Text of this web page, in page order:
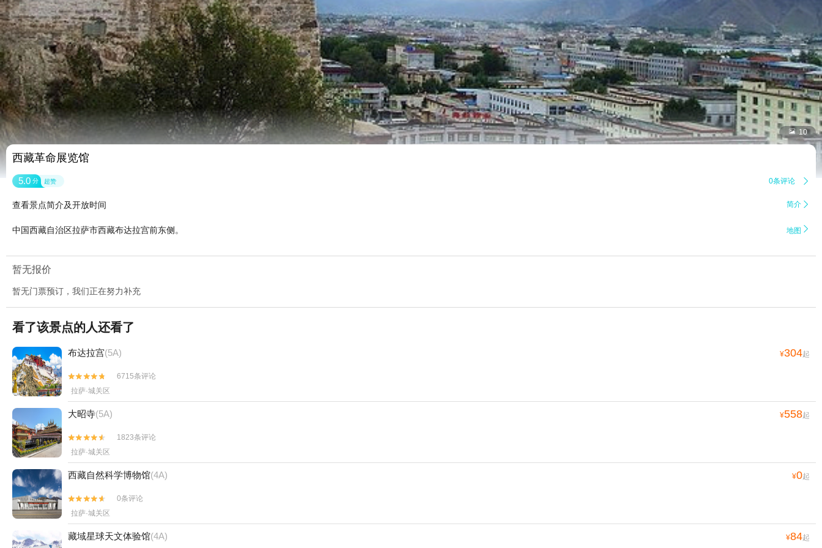
 10
西藏革命展览馆
5.0 分 超赞 0条评论 
查看景点简介及开放时间 简介 
中国西藏自治区拉萨市西藏布达拉宫前东侧。 地图 
暂无报价
暂无门票预订，我们正在努力补充
看了该景点的人还看了
布达拉宫(5A) ¥304起


6715条评论
拉萨·城关区
大昭寺(5A) ¥558起


1823条评论
拉萨·城关区
西藏自然科学博物馆(4A) ¥0起


0条评论
拉萨·城关区
藏域星球天文体验馆(4A) ¥84起